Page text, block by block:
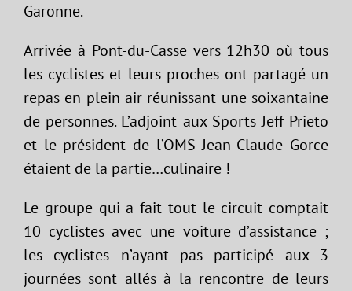
Garonne.
Arrivée à Pont-du-Casse vers 12h30 où tous
les cyclistes et leurs proches ont partagé un
repas en plein air réunissant une soixantaine
de personnes. L’adjoint aux Sports Jeff Prieto
et le président de l’OMS Jean-Claude Gorce
étaient de la partie…culinaire !
Le groupe qui a fait tout le circuit comptait
10 cyclistes avec une voiture d’assistance ;
les cyclistes n’ayant pas participé aux 3
journées sont allés à la rencontre de leurs